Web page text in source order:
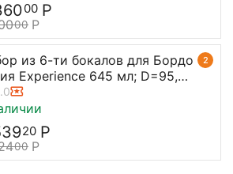
00 Р
00 Р
2
из 6-ти бокалов для Бордо
Experience 645 мл; D=95,
мм, Stolzle
20 Р
00 Р